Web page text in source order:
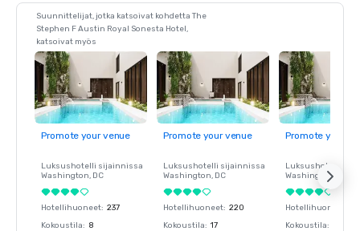
Suunnittelijat, jotka katsoivat kohdetta The
Stephen F Austin Royal Sonesta Hotel,
katsoivat myös
Promote your venue
Luksushotelli sijainnissa
Washington, DC
Hotellihuoneet: 237
Kokoustila: 8
Promote your venue
Luksushotelli sijainnissa
Washington, DC
Hotellihuoneet: 220
Kokoustila: 17
Promote your
Luksushotelli
Washington
Hotellihuoneet
Kokoustila: